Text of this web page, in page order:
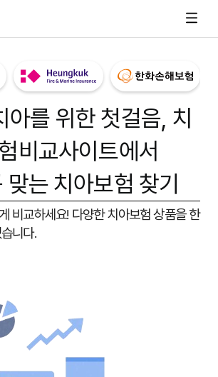
아를 위한 첫걸음, 치
비교사이트에서
맞는 치아보험 찾기
비교하세요! 다양한 치아보험 상품을 한
니다.